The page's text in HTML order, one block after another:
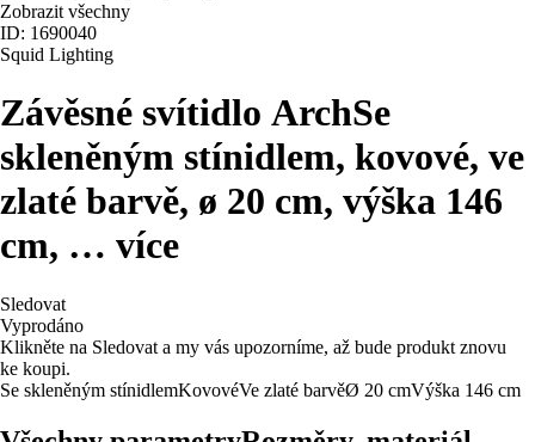
Zobrazit všechny
ID: 1690040
Squid Lighting
Závěsné svítidlo ArchSe
skleněným stínidlem, kovové, ve
zlaté barvě, ø 20 cm, výška 146
cm, … více
Sledovat
Vyprodáno
Klikněte na Sledovat a my vás upozorníme, až bude produkt znovu
ke koupi.
Se skleněným stínidlemKovovéVe zlaté barvěØ 20 cmVýška 146 cm